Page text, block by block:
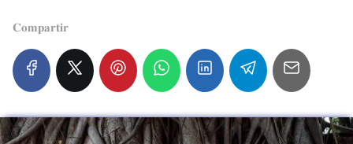
𝐂𝐨𝐦𝐩𝐚𝐫𝐭𝐢𝐫